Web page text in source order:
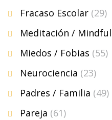
Fracaso Escolar (29)
Meditación /
Miedos / Fobias (55)
Neurociencia (23)
Padres / Familia (49)
Pareja (61)